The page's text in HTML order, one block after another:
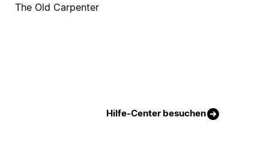
The Old Carpenter
Hilfe-Center besuchen